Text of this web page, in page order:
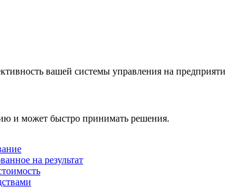
вашей системы управления на
и может быстро принимать решения.
на результат